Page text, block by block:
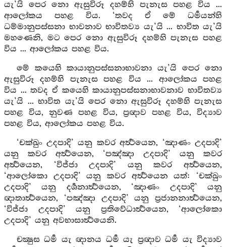
යැ’යි පෙර නො ඇසුවිරූ දහම්හි පැනැස පහළ විය ...
ආලෝකය පහළ විය. ‘තවද ඒ මේ ධර්‍මයන්හි
ධම්මානුපස්සනා භාවනාව භාවිතව්‍ය යැ’යි ... භාවිත යැ’යි
මහණෙනි, මට පෙර නො ඇසුවිරූ දහම්හි පැනැස පහළ
විය ... ආලෝකය පහළ විය.
මේ කයෙහි කායානුපස්සනාභාවනා යැ’යි පෙර නො
ඇසුවිරූ දහම්හි පැනැස පහළ විය ... ආලෝකය පහළ
විය ... තවද ඒ කයෙහි කායානුපස්සනාභාවනාව භාවිතව්‍ය
යැ’යි ... භාවිත යැ’යි පෙර නො ඇසුවිරූ දහම්හි පැනැස
පහළ විය, නුවණ පහළ විය, ප්‍රඥාව පහළ විය, විද්‍යාව
පහළ විය, ආලෝකය පහළ විය.
‘චක්ඛුං උදපාදි’ යනු කවර අර්‍ත්‍ථයෙන, ‘ඤාණං උදපාදි’
යනු කවර අර්‍ත්‍ථයෙන, ‘පඤ්ඤා උදපාදි’ යනු කවර
අර්‍ත්‍ථයෙන, ‘විජ්ජා උදපාදි’ යනු කවර අර්‍ත්‍ථයෙන,
‘ආලෝකො උදපාදි’ යනු කවර අර්‍ත්‍ථයෙන යත්: ‘චක්ඛුං
උදපාදි’ යනු දර්‍ශනාර්‍ත්‍ථයෙන, ‘ඤාණං උදපාදි’ යනු
ඥාතාර්‍ත්‍ථයෙන, ‘පඤ්ඤා උදපාදි’ යනු ප්‍රජානනාර්‍ත්‍ථයෙන,
‘විජ්ජා උදපාදි’ යනු ප්‍රතිවේධාර්‍ත්‍ථයෙන, ‘ආලෝකො
උදපාදි’ යනු අවභාසාර්‍ත්‍ථයෙනි.
චක්‍ෂුස ධර්‍ම යැ ඥානය ධර්‍ම යැ ප්‍රඥාව ධර්‍ම යැ විද්‍යාව